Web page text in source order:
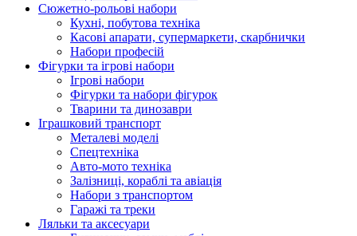
Сюжетно-рольові набори
Кухні, побутова техніка
Касові апарати, супермаркети, скарбнички
Набори професій
Фігурки та ігрові набори
Ігрові набори
Фігурки та набори фігурок
Тварини та динозаври
Іграшковий транспорт
Металеві моделі
Спецтехніка
Авто-мото техніка
Залізниці, кораблі та авіація
Набори з транспортом
Гаражі та треки
Ляльки та аксесуари